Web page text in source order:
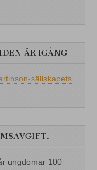
ÄR IGÅNG
sällskapets
ungdomar 100